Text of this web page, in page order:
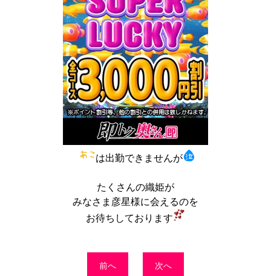
は出勤できませんが
たくさんの織姫が
みなさま彦星様に会えるのを
お待ちしております
前へ 次へ